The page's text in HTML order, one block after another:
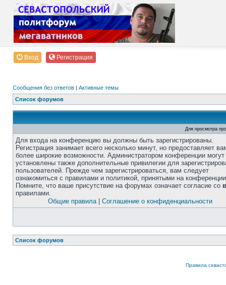
Вход Регистрация
Сообщения без ответов | Активные темы
Список форумов
Для просмотра
Для входа на конференцию вы должны быть зарегистрированы.
Регистрация занимает всего несколько минут, но предоставляет
более широкие возможности. Администратором конференции
установлены также дополнительные привилегии для
пользователей. Прежде чем зарегистрироваться, вам следует
ознакомиться с правилами и политикой, принятыми на
Помните, что ваше присутствие на форумах означает согласие со
правилами.
Общие правила| Соглашение о конфиденциальности
Список форумов
Правила